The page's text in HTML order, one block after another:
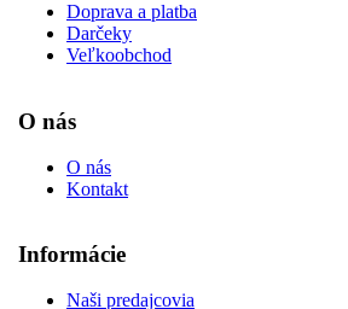
Doprava a platba
Darčeky
Veľkoobchod
O nás
O nás
Kontakt
Informácie
Naši predajcovia